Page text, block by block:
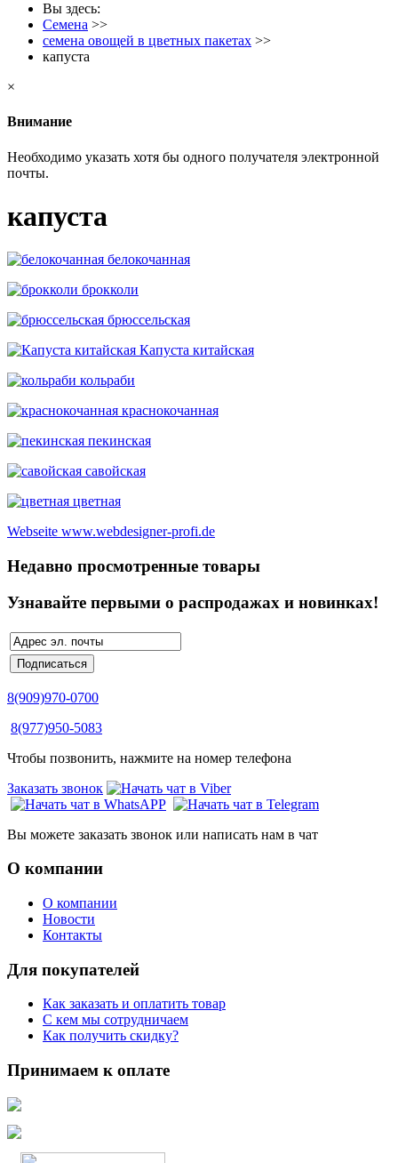
Вы здесь:
Семена >>
семена овощей в цветных пакетах >>
капуста
×
Внимание
Необходимо указать хотя бы одного получателя электронной
почты.
капуста
белокочанная
брокколи
брюссельская
Капуста китайская
кольраби
краснокочанная
пекинская
савойская
цветная
Webseite www.webdesigner-profi.de
Недавно просмотренные товары
Узнавайте первыми о распродажах и новинках!
8(909)970-0700
8(977)950-5083
Чтобы позвонить, нажмите на номер телефона
Заказать звонок
Вы можете заказать звонок или написать нам в чат
О компании
О компании
Новости
Контакты
Для покупателей
Как заказать и оплатить товар
С кем мы сотрудничаем
Как получить скидку?
Принимаем к оплате